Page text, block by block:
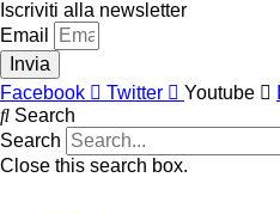
Vai
al
contenuto
Iscriviti alla newsletter
Email
Invia
Facebook
Twitter Youtube
Search
Search
Close this search box.